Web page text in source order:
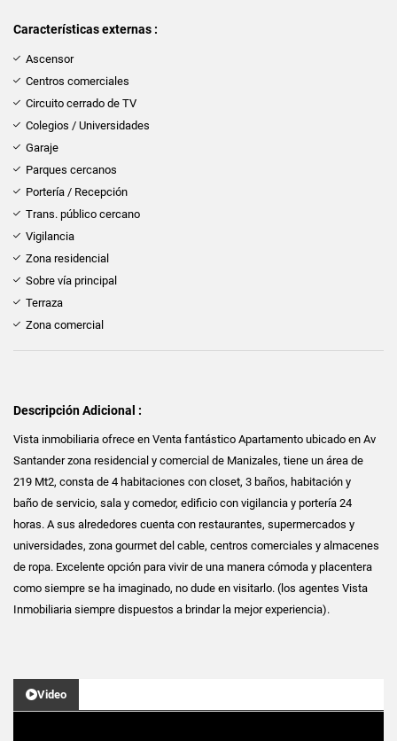
Características externas :
Ascensor
Centros comerciales
Circuito cerrado de TV
Colegios / Universidades
Garaje
Parques cercanos
Portería / Recepción
Trans. público cercano
Vigilancia
Zona residencial
Sobre vía principal
Terraza
Zona comercial
Descripción Adicional :
Vista inmobiliaria ofrece en Venta fantástico Apartamento ubicado en Av
Santander zona residencial y comercial de Manizales, tiene un área de
219 Mt2, consta de 4 habitaciones con closet, 3 baños, habitación y
baño de servicio, sala y comedor, edificio con vigilancia y portería 24
horas. A sus alrededores cuenta con restaurantes, supermercados y
universidades, zona gourmet del cable, centros comerciales y almacenes
de ropa. Excelente opción para vivir de una manera cómoda y placentera
como siempre se ha imaginado, no dude en visitarlo. (los agentes Vista
Inmobiliaria siempre dispuestos a brindar la mejor experiencia).
Video